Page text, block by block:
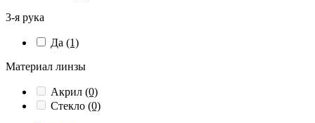
3-я рука
Да (1)
Материал линзы
Акрил (0)
Стекло (0)